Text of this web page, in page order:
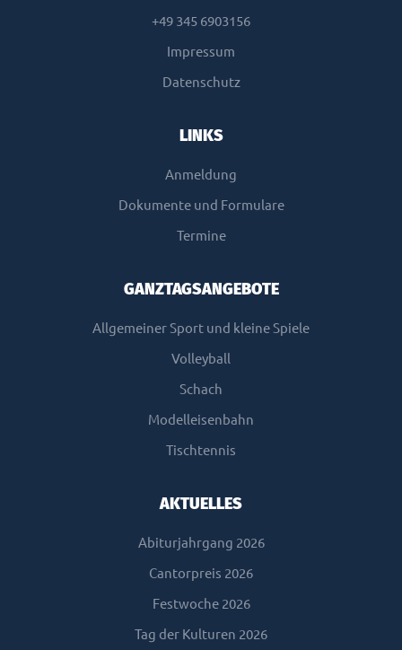
+49 345 6903156
Impressum
Datenschutz
LINKS
Anmeldung
Dokumente und Formulare
Termine
GANZTAGSANGEBOTE
Allgemeiner Sport und kleine Spiele
Volleyball
Schach
Modelleisenbahn
Tischtennis
AKTUELLES
Abiturjahrgang 2026
Cantorpreis 2026
Festwoche 2026
Tag der Kulturen 2026